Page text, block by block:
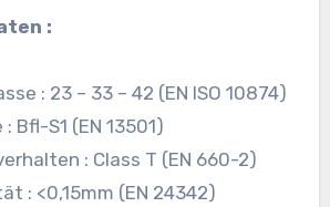
:
: 23 – 33 – 42 (EN ISO 10874)
Bfl-S1 (EN 13501)
: Class T (EN 660-2)
: <0,15mm (EN 24342)